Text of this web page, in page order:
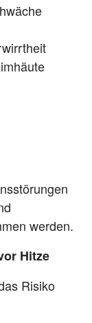
werden.
Hitze
Risiko